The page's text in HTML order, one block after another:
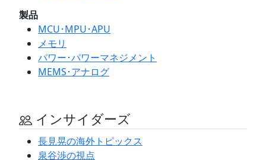
製品
MCU･MPU･APU
メモリ
パワー･パワーマネジメント
MEMS･アナログ
インサイダーズ
長見晃の海外トピックス
泉谷渉の視点